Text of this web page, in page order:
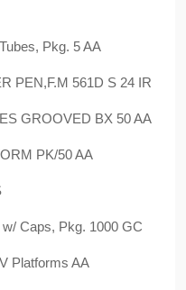
Pkg. 5 AA
PEN,F.M 561D S 24 IR
GROOVED BX 50 AA
PK/50 AA
Caps, Pkg. 1000 GC
Platforms AA